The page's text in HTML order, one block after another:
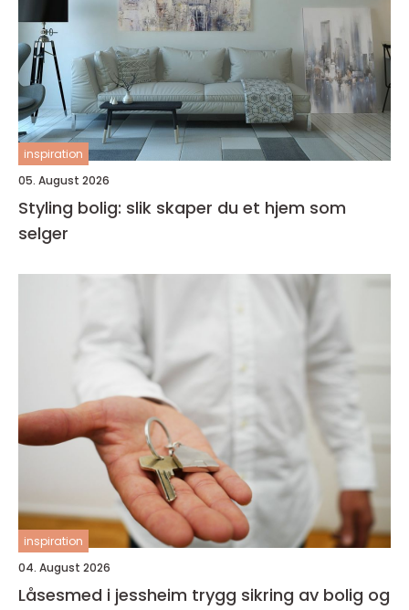
inspiration
05. August 2026
Styling bolig: slik skaper du et hjem som
selger
inspiration
04. August 2026
Låsesmed i jessheim trygg sikring av bolig og